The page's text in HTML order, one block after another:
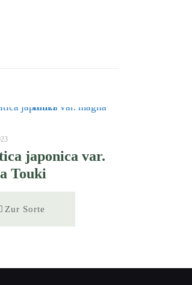
japonica var.
Touki
Zur Sorte